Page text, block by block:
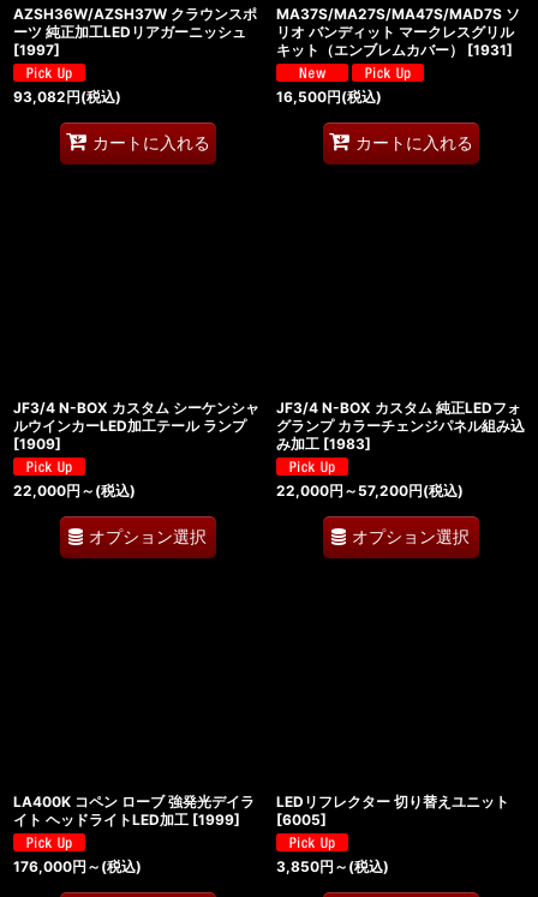
AZSH36W/AZSH37W クラウンスポ
ーツ 純正加工LEDリアガーニッシュ
[1997]
93,082円(税込)
カートに入れる
MA37S/MA27S/MA47S/MAD7S ソ
リオ バンディット マークレスグリル
キット（エンブレムカバー）
[1931]
16,500円(税込)
カートに入れる
JF3/4 N-BOX カスタム シーケンシャ
ルウインカーLED加工テール ランプ
[1909]
22,000円 ～ (税込)
オプション選択
JF3/4 N-BOX カスタム 純正LEDフォ
グランプ カラーチェンジパネル組み込
み加工 [1983]
22,000円 ～57,200円(税込)
オプション選択
LA400K コペン ローブ 強発光デイラ
イト ヘッドライトLED加工 [1999]
176,000円 ～ (税込)
LEDリフレクター 切り替えユニット
[6005]
3,850円 ～ (税込)